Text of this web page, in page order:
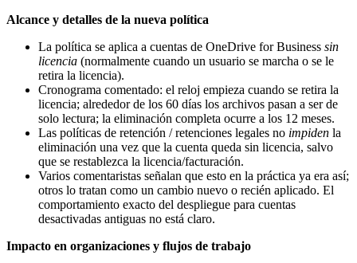
Alcance y detalles de la nueva política
La política se aplica a cuentas de OneDrive for Business sin
licencia (normalmente cuando un usuario se marcha o se le
retira la licencia).
Cronograma comentado: el reloj empieza cuando se retira la
licencia; alrededor de los 60 días los archivos pasan a ser de
solo lectura; la eliminación completa ocurre a los 12 meses.
Las políticas de retención / retenciones legales no impiden la
eliminación una vez que la cuenta queda sin licencia, salvo
que se restablezca la licencia/facturación.
Varios comentaristas señalan que esto en la práctica ya era así;
otros lo tratan como un cambio nuevo o recién aplicado. El
comportamiento exacto del despliegue para cuentas
desactivadas antiguas no está claro.
Impacto en organizaciones y flujos de trabajo